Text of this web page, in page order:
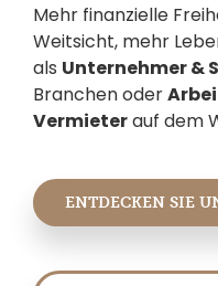
Mehr finanzielle
Weitsicht, mehr
als Unternehmer &
Branchen oder
Vermieterauf dem
ENTDECKEN SIE